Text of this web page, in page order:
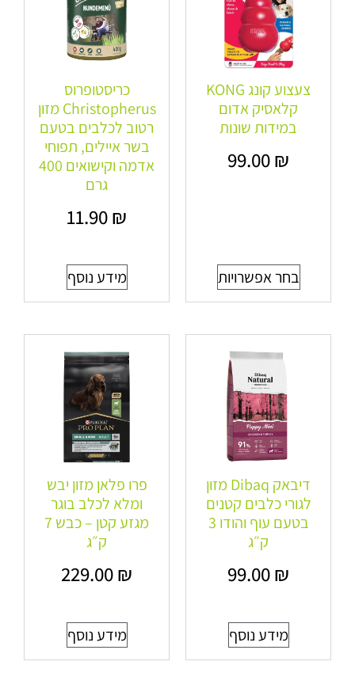
צעצוע קונג KONG
קלאסיק אדום
במידות שונות
99.00₪
בחר אפשרויות
כריסטופרוס
Christopherus מזון
רטוב לכלבים בטעם
בשר איילים, תפוחי
אדמה וקישואים 400
גרם
11.90₪
מידע נוסף
דיבאק Dibaq מזון
לגורי כלבים קטנים
בטעם עוף והודו 3
ק״ג
99.00₪
מידע נוסף
פרו פלאן מזון יבש
ומלא לכלב בוגר
מגזע קטן – כבש 7
ק״ג
229.00₪
מידע נוסף